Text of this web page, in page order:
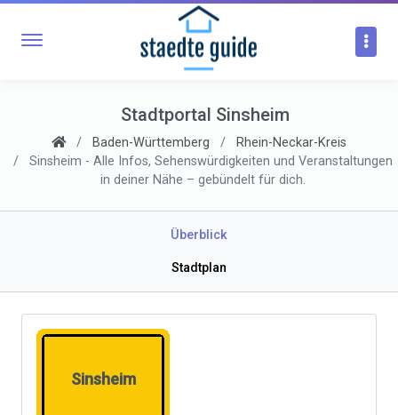
Stadtportal Sinsheim
Baden-Württemberg
Rhein-Neckar-Kreis
Sinsheim - Alle Infos, Sehenswürdigkeiten und Veranstaltungen
in deiner Nähe – gebündelt für dich.
Überblick
Stadtplan
Sinsheim